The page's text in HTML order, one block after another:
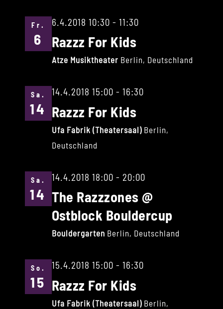
Fr.
6
6.4.2018 10:30 - 11:30
Razzz For Kids
Atze Musiktheater Berlin, Deutschland
Sa.
14
14.4.2018 15:00 - 16:30
Razzz For Kids
Ufa Fabrik (Theatersaal) Berlin,
Deutschland
Sa.
14
14.4.2018 18:00 - 20:00
The Razzzones @
Ostblock Bouldercup
Bouldergarten Berlin, Deutschland
So.
15
15.4.2018 15:00 - 16:30
Razzz For Kids
Ufa Fabrik (Theatersaal) Berlin,